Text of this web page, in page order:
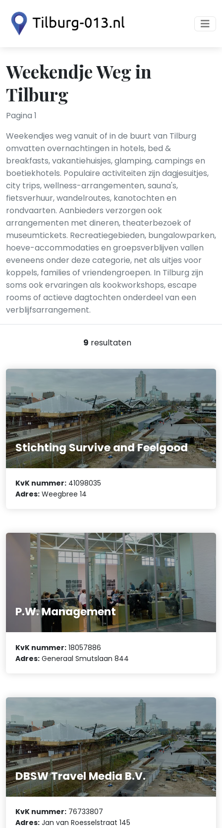
Weekendje Weg in
Tilburg
Pagina 1
Weekendjes weg vanuit of in de buurt van Tilburg
omvatten overnachtingen in hotels, bed &
breakfasts, vakantiehuisjes, glamping, campings en
boetiekhotels. Populaire activiteiten zijn dagjesuitjes,
city trips, wellness-arrangementen, sauna's,
fietsverhuur, wandelroutes, kanotochten en
rondvaarten. Aanbieders verzorgen ook
arrangementen met dineren, theaterbezoek of
museumtickets. Recreatiegebieden, bungalowparken,
hoeve-accommodaties en groepsverblijven vallen
eveneens onder deze categorie, net als uitjes voor
koppels, families of vriendengroepen. In Tilburg zijn
soms ook ervaringen als kookworkshops, escape
rooms of actieve dagtochten onderdeel van een
verblijfsarrangement.
9 resultaten
Stichting Survive and Feelgood
KvK nummer: 41098035
Adres: Weegbree 14
P.W. Management
KvK nummer: 18057886
Adres: Generaal Smutslaan 844
DBSW Travel Media B.V.
KvK nummer: 76733807
Adres: Jan van Roesselstraat 145